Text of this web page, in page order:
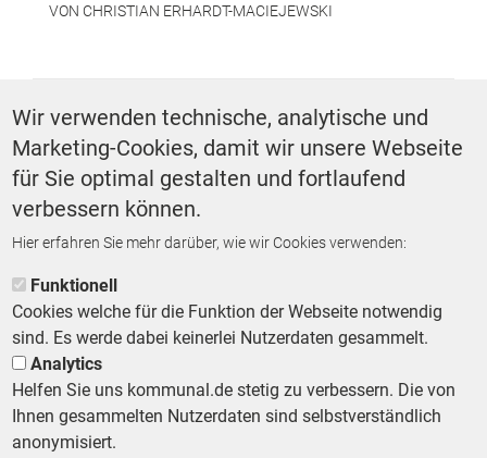
VON CHRISTIAN ERHARDT-MACIEJEWSKI
Grundsteuer
ZURÜCK ZUR STARTSEITE
Footer First Navigation
MESSE KOMMUNAL LESERSERVICE AGB DATENSCHUTZ
IMPRESSUM
Wir verwenden technische, analytische und
Marketing-Cookies, damit wir unsere Webseite
für Sie optimal gestalten und fortlaufend
verbessern können.
Hier erfahren Sie mehr darüber, wie wir Cookies verwenden:
Funktionell
Cookies welche für die Funktion der Webseite notwendig
sind. Es werde dabei keinerlei Nutzerdaten gesammelt.
Analytics
Helfen Sie uns kommunal.de stetig zu verbessern. Die von
Ihnen gesammelten Nutzerdaten sind selbstverständlich
anonymisiert.